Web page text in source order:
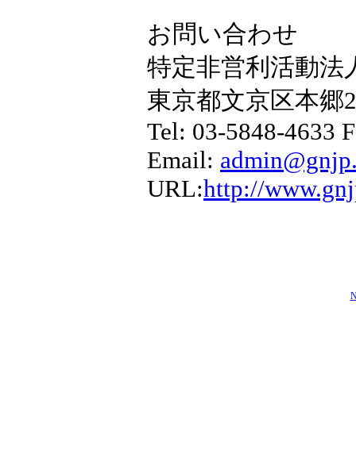
お問い合わせ
特定非営利活動
東京都文京区本郷
Tel: 03-5848-4633
Email:
URL:http://